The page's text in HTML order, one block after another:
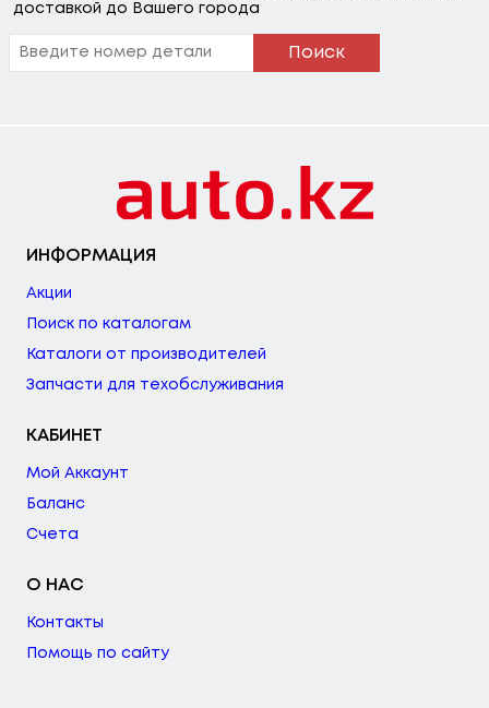
доставкой до Вашего города
Поиск
ИНФОРМАЦИЯ
Акции
Поиск по каталогам
Каталоги от производителей
Запчасти для техобслуживания
КАБИНЕТ
Мой Аккаунт
Баланс
Счета
О НАС
Контакты
Помощь по сайту